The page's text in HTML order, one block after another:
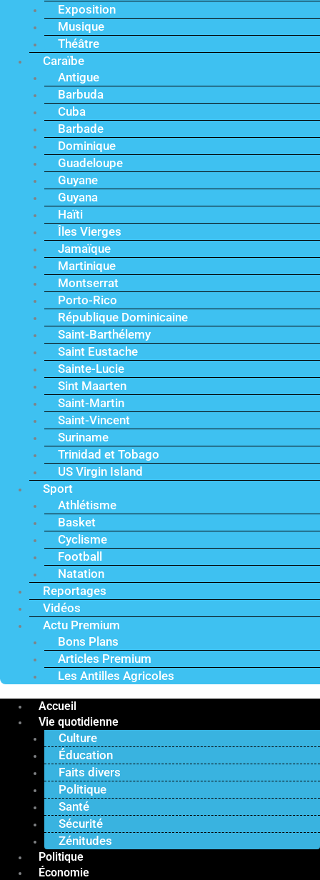
Exposition
Musique
Théâtre
Caraïbe
Antigue
Barbuda
Cuba
Barbade
Dominique
Guadeloupe
Guyane
Guyana
Haïti
Îles Vierges
Jamaïque
Martinique
Montserrat
Porto-Rico
République Dominicaine
Saint-Barthélemy
Saint Eustache
Sainte-Lucie
Sint Maarten
Saint-Martin
Saint-Vincent
Suriname
Trinidad et Tobago
US Virgin Island
Sport
Athlétisme
Basket
Cyclisme
Football
Natation
Reportages
Vidéos
Actu Premium
Bons Plans
Articles Premium
Les Antilles Agricoles
Accueil
Vie quotidienne
Culture
Éducation
Faits divers
Politique
Santé
Sécurité
Zénitudes
Politique
Économie